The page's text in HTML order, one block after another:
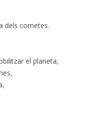
dels cometes.
el planeta,